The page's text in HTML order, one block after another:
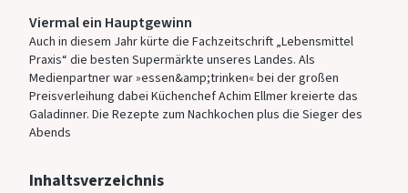
Viermal ein Hauptgewinn
Auch in diesem Jahr kürte die Fachzeitschrift „Lebensmittel
Praxis“ die besten Supermärkte unseres Landes. Als
Medienpartner war »essen&amp;trinken« bei der großen
Preisverleihung dabei Küchenchef Achim Ellmer kreierte das
Galadinner. Die Rezepte zum Nachkochen plus die Sieger des
Abends
Inhaltsverzeichnis